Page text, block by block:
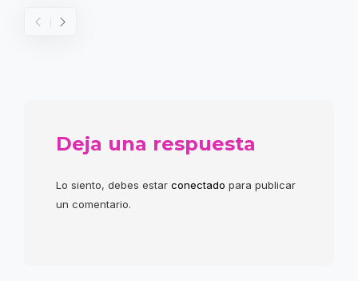
Deja una respuesta
Lo siento, debes estar conectado para publicar
un comentario.